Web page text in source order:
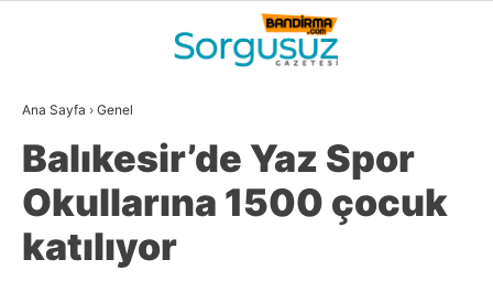
32.2
BALIKESIR
GALERİ VİDEO YAZARLAR
Ana Sayfa › Genel
Balıkesir’de Yaz Spor
Okullarına 1500 çocuk
katılıyor